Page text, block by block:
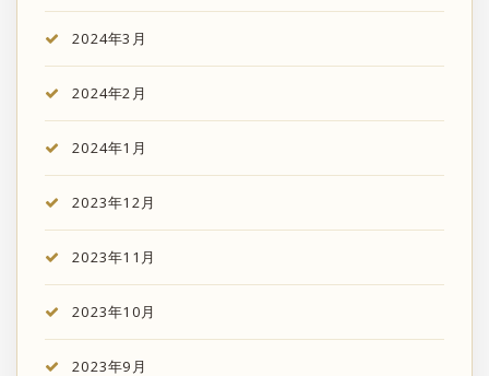
2024年3月
2024年2月
2024年1月
2023年12月
2023年11月
2023年10月
2023年9月